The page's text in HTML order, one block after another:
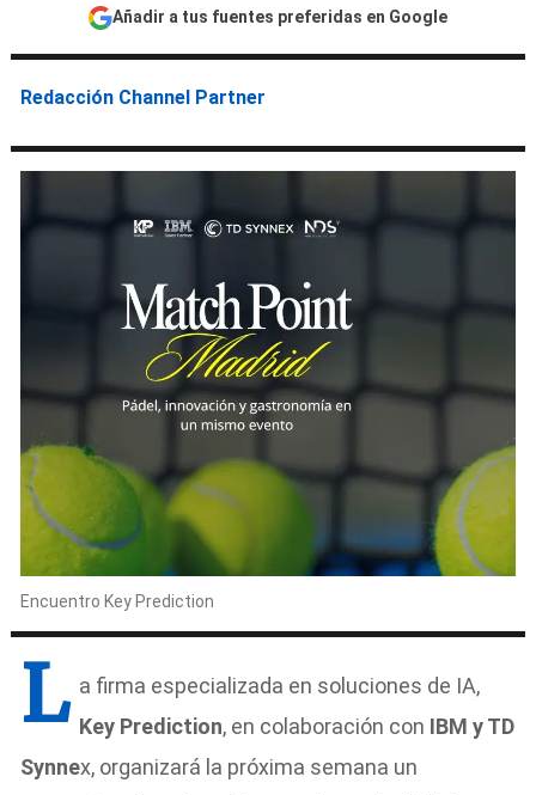
Añadir a tus fuentes preferidas en Google
Redacción Channel Partner
Encuentro Key Prediction
L a firma especializada en soluciones de IA,
Key Prediction, en colaboración con IBM y TD
Synnex, organizará la próxima semana un